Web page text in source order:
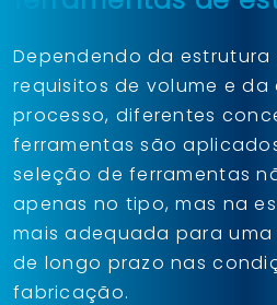
Dependendo da
requisitos de volume e
processo, diferentes
ferramentas são
seleção de ferramentas
apenas no tipo, mas na
mais adequada para
de longo prazo nas
fabricação.